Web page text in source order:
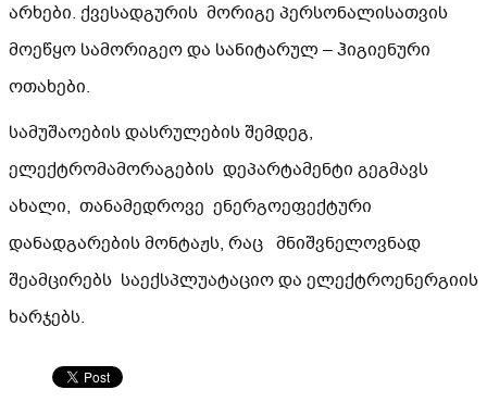
არხები. ქვესადგურის მორიგე პერსონალისათვის
მოეწყო სამორიგეო და სანიტარულ – ჰიგიენური
ოთახები.
სამუშაოების დასრულების შემდეგ,
ელექტრომამორაგების დეპარტამენტი გეგმავს
ახალი, თანამედროვე ენერგოეფექტური
დანადგარების მონტაჟს, რაც მნიშვნელოვნად
შეამცირებს საექსპლუატაციო და ელექტროენერგიის
ხარჯებს.